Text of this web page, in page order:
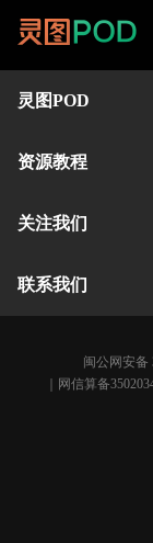
灵图POD
资源教程
关注我们
联系我们
闽公网安备
｜网信算备